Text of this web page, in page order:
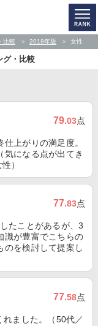
比較 2018年版 女性
グ・比較
79.03点
上がりの満足度。
気になる点が出てき
）
77.83点
たことがあるが、3
識が豊富でこちらの
のを検討して提案し
77.58点
ました。（50代／